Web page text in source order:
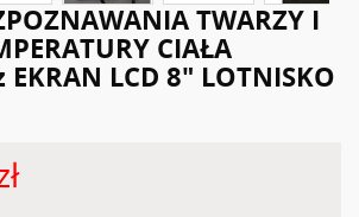
TWARZY I
CIAŁA
LCD 8" LOTNISKO